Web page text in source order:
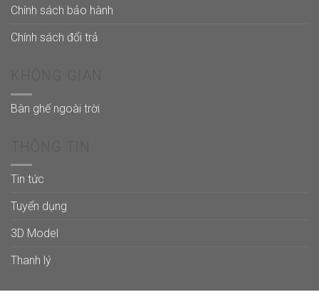
Chính sách bảo hành
Chính sách đổi trả
Bàn ghế ngoài trời
Tin tức
Tuyển dụng
3D Model
Thanh lý